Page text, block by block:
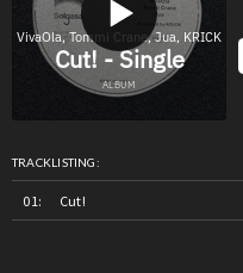
TRACKLISTING:
Cut!